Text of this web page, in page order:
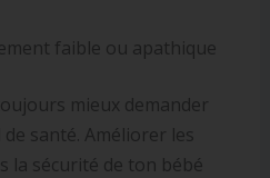
faible ou apathique
mieux demander
de santé. Améliorer les
la sécurité de ton bébé